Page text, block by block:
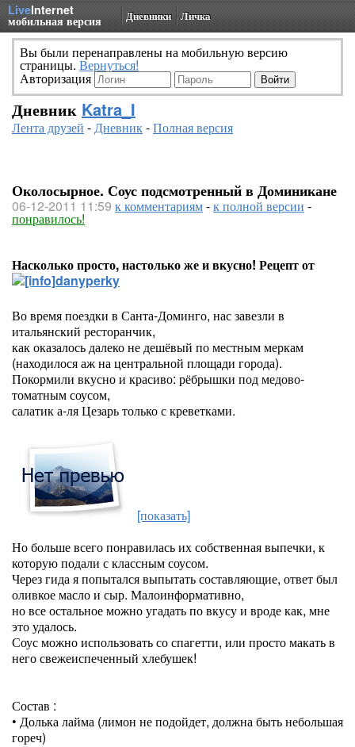
LiveInternet
мобильная версия Дневники Личка
Вы были перенаправлены на мобильную версию
страницы. Вернуться!
Авторизация
Дневник Katra_I
Лента друзей -Дневник-Полная версия
Околосырное. Соус подсмотренный в Доминикане
06-12-2011 11:59 к комментариям-к полной версии -
понравилось!
Насколько просто, настолько же и вкусно! Рецепт от
danyperky
Во время поездки в Санта-Доминго, нас завезли в
итальянский ресторанчик,
как оказалось далеко не дешёвый по местным меркам
(находилося аж на центральной площади города).
Покормили вкусно и красиво: рёбрышки под медово-
томатным соусом,
салатик а-ля Цезарь только с креветками.
[показать]
Но больше всего понравилась их собственная выпечки, к
которую подали с классным соусом.
Через гида я попытался выпытать составляющие, ответ был
оливкое масло и сыр. Малоинформативно,
но все остальное можно угадать по вкусу и вроде как, мне
это удалось.
Соус можно использовать со спагетти, или просто макать в
него свежеиспеченный хлебушек!
Состав :
• Долька лайма (лимон не подойдет, должна быть небольшая
гореч)